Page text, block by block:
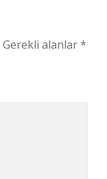
Gerekli alanlar*